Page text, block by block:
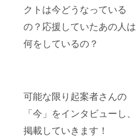
クトは今どうなっている
の？応援していたあの人は
何をしているの？
可能な限り起案者さんの
「今」をインタビューし、
掲載していきます！